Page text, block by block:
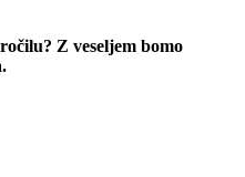
Z veseljem bomo